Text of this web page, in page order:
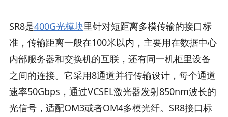
SR8是400G光模块里针对短距离多模传输的接口标
准，传输距离一般在100米以内，主要用在数据中心
内部服务器和交换机的互联，还有同一机柜里设备
之间的连接。它采用8通道并行传输设计，每个通道
速率50Gbps，通过VCSEL激光器发射850nm波长的
光信号，适配OM3或者OM4多模光纤。SR8接口标